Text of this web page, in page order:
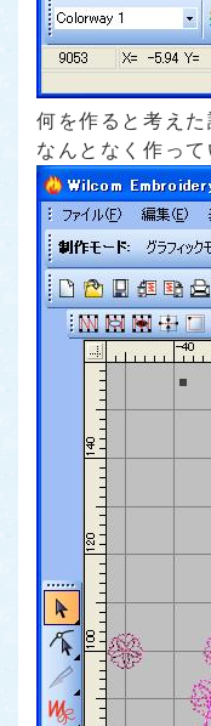
何を作ると考えた
なんとなく作っ